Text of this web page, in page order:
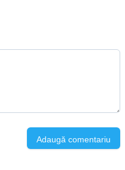
Adaugă comentariu